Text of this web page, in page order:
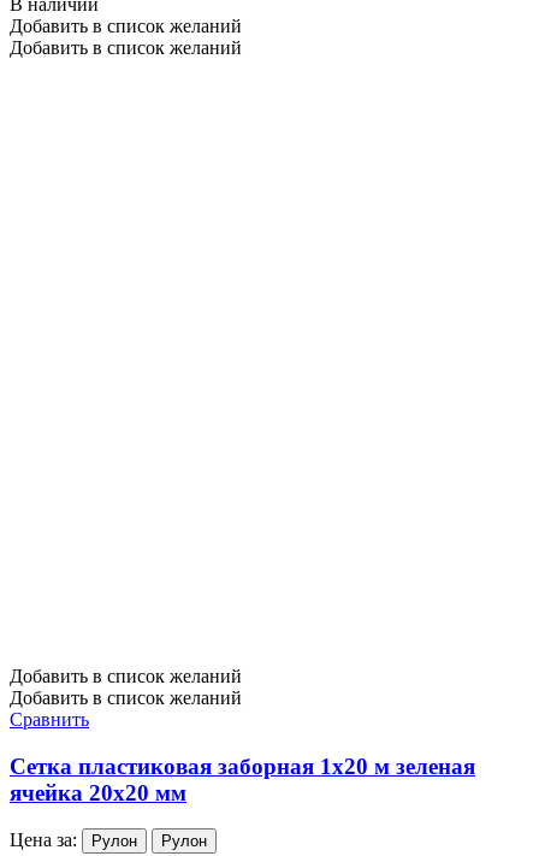
В наличии
Добавить в список желаний
Добавить в список желаний
Добавить в список желаний
Добавить в список желаний
Сравнить
Сетка пластиковая заборная 1х20 м зеленая
ячейка 20х20 мм
Цена за: Рулон Рулон